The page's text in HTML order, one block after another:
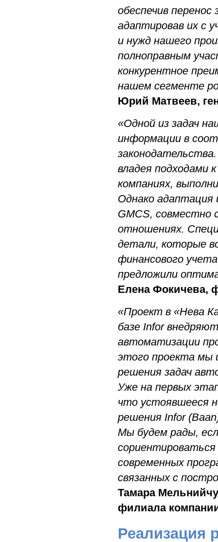
обеспечив перенос
адаптировав их с
и нужд нашего
полноправным
конкурентное
нашем сегменте
Юрий Матвеев,
«Одной из задач
информации в
владея подходами
компаниях,
Однако адаптация
GMCS, совместно
отношениях.
детали, которые
финансового
предложили
Елена Фокичева,
«Проект в «Нева
базе Infor
автоматизации
этого проекта мы
решения задач
Уже на первых
что устоявшееся
решения Infor
Мы будем рады,
сориентироваться
современных
связанных с
Тамара
филиала
Реализация